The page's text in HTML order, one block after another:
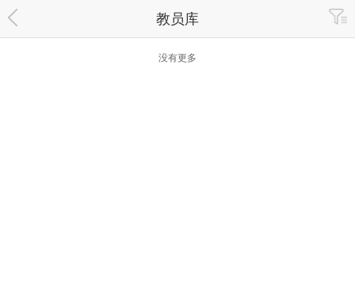
教员库
没有更多